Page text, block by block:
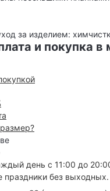
за изделием:
и покупка в
день с 11:00 до
праздники без выходных.